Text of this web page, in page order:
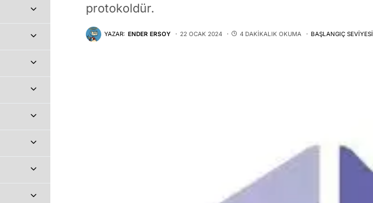
protokoldür.
YAZAR: ENDER ERSOY 22 OCAK 2024 4 DAKIKALIK OKUMA BAŞLANGIÇ SEVIYESI